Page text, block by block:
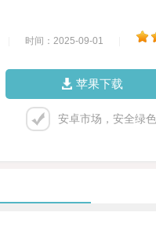
时间：2025-09-01
苹果下载
安卓市场，安全绿色